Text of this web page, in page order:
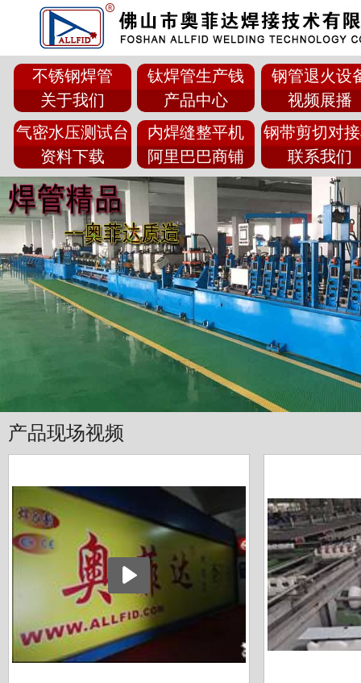
不锈钢焊管
关于我们
钛焊管生产钱
产品中心
钢管退火设
视频展播
气密水压测试台
资料下载
内焊缝整平机
阿里巴巴商铺
钢带剪切对
联系我们
产品现场视频